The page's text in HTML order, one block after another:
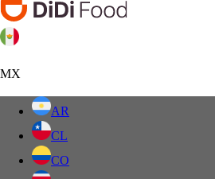
MX
AR
CL
CO